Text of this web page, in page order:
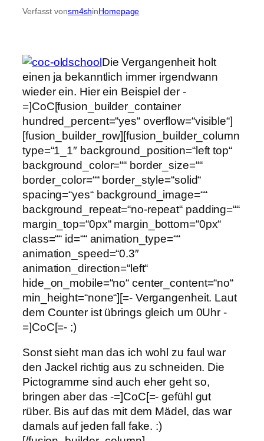
Verfasst vonsm4shinHomepage
Die Vergangenheit holt
einen ja bekanntlich immer irgendwann
wieder ein. Hier ein Beispiel der -
=]CoC[fusion_builder_container
hundred_percent=“yes“ overflow=“visible“]
[fusion_builder_row][fusion_builder_column
type=“1_1″ background_position=“left top“
background_color=““ border_size=““
border_color=““ border_style=“solid“
spacing=“yes“ background_image=““
background_repeat=“no-repeat“ padding=““
margin_top=“0px“ margin_bottom=“0px“
class=““ id=““ animation_type=““
animation_speed=“0.3″
animation_direction=“left“
hide_on_mobile=“no“ center_content=“no“
min_height=“none“][=- Vergangenheit. Laut
dem Counter ist übrings gleich um 0Uhr -
=]CoC[=- ;)
Sonst sieht man das ich wohl zu faul war
den Jackel richtig aus zu schneiden. Die
Pictogramme sind auch eher geht so,
bringen aber das -=]CoC[=- gefühl gut
rüber. Bis auf das mit dem Mädel, das war
damals auf jeden fall fake. :)